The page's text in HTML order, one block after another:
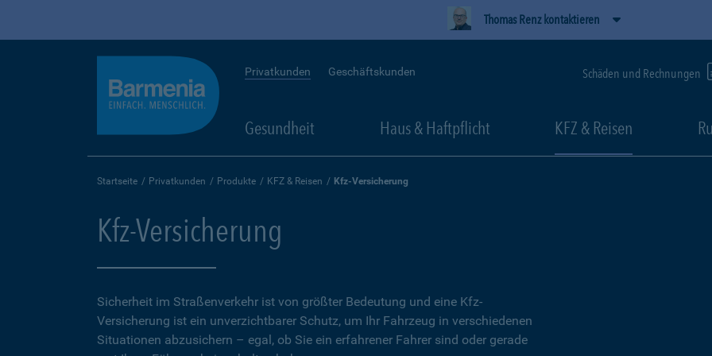
Thomas Renz kontaktieren
Privatkunden Geschäftskunden Schäden und Rechnungen
Gesundheit Haus & Haftpflicht KFZ & Reisen
Startseite Privatkunden Produkte KFZ & Reisen Kfz-Versicherung
Kfz-Versicherung
Sicherheit im Straßenverkehr ist von größter Bedeutung und eine Kfz-
Versicherung ist ein unverzichtbarer Schutz, um Ihr Fahrzeug in verschiedenen
Situationen abzusichern – egal, ob Sie ein erfahrener Fahrer sind oder gerade